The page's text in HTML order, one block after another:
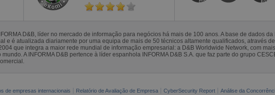
D&B, líder no mercado de informação para negócios há mais de 100 anos. A base de dados da
e é atualizada diariamente por uma equipa de mais de 50 técnicos altamente qualificados, através
que integra a maior rede mundial de informação empresarial: a D&B Worldwide Network, com
A INFORMA D&B pertence à líder espanhola INFORMA D&B S.A. que faz parte do grupo
de empresas internacionais Relatório de Avaliação de Empresa CyberSecurity Report
Análise da